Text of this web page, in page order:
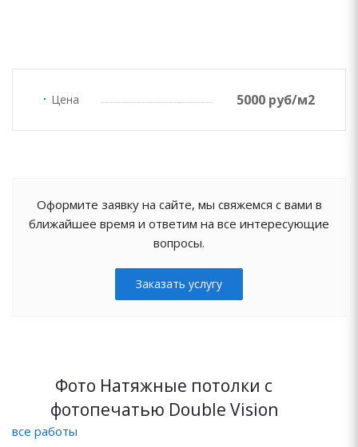
Цена 5000 руб/м2
Оформите заявку на сайте, мы свяжемся с вами в
ближайшее время и ответим на все интересующие
вопросы.
Заказать услугу
Фото Натяжные потолки с
фотопечатью Double Vision
все работы